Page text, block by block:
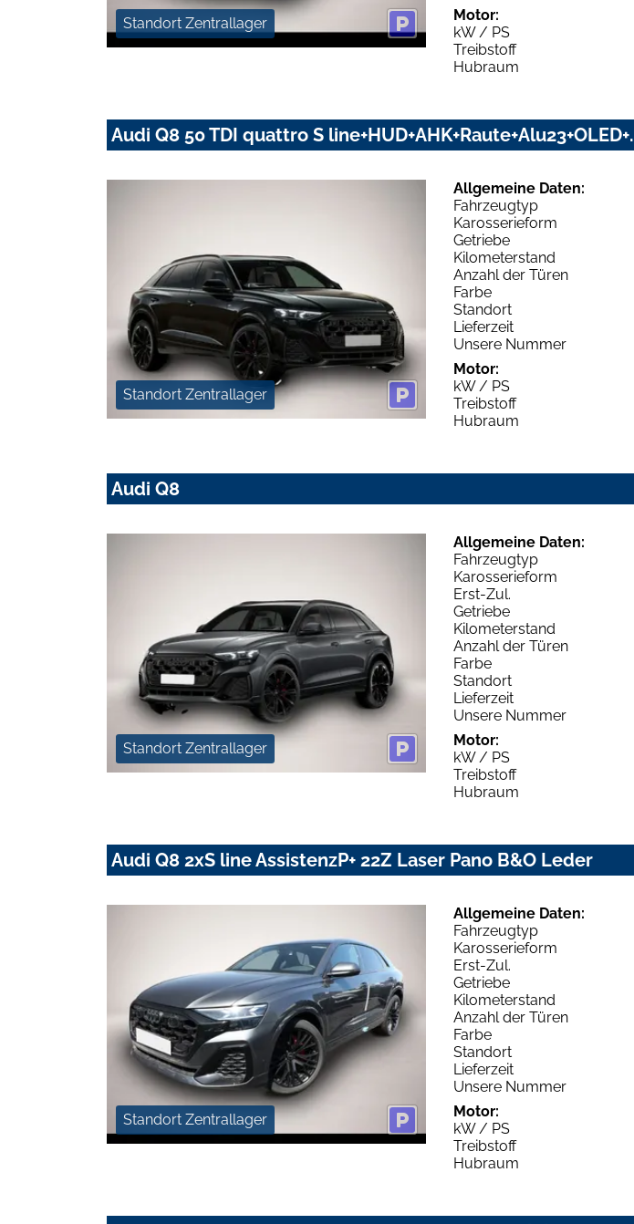
Standort Zentrallager
Motor:
kW / PS
Treibstoff
Hubraum
Audi Q8 50 TDI quattro S line+HUD+AHK+Raute+Alu23+OLED+.
Standort Zentrallager
Allgemeine Daten:
Fahrzeugtyp
Karosserieform
Getriebe
Kilometerstand
Anzahl der Türen
Farbe
Standort
Lieferzeit
Unsere Nummer
Motor:
kW / PS
Treibstoff
Hubraum
Audi Q8
Standort Zentrallager
Allgemeine Daten:
Fahrzeugtyp
Karosserieform
Erst-Zul.
Getriebe
Kilometerstand
Anzahl der Türen
Farbe
Standort
Lieferzeit
Unsere Nummer
Motor:
kW / PS
Treibstoff
Hubraum
Audi Q8 2xS line AssistenzP+ 22Z Laser Pano B&O Leder
Standort Zentrallager
Allgemeine Daten:
Fahrzeugtyp
Karosserieform
Erst-Zul.
Getriebe
Kilometerstand
Anzahl der Türen
Farbe
Standort
Lieferzeit
Unsere Nummer
Motor:
kW / PS
Treibstoff
Hubraum